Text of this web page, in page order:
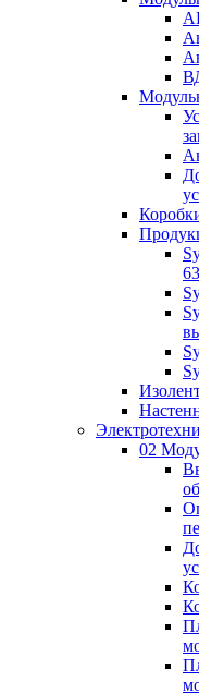
02